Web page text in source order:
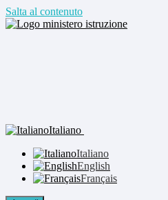
Salta al contenuto
Italiano
Italiano
English
Français